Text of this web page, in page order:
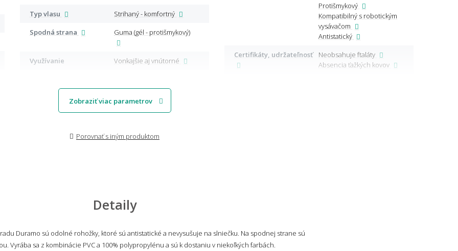
Typ vlasu
Strihaný - komfortný
Spodná strana
Guma (gél - protišmykový)
Využívanie Vonkajšie aj vnútorné
Protišmykový
Kompatibilný s robotickým
vysávačom
Antistatický
Certifikáty, udržateľnosť
Neobsahuje ftaláty
Absencia ťažkých kovov
Zobraziť viac parametrov
Porovnať s iným produktom
Detaily
Duramo sú odolné rohožky, ktoré sú antistatické a nevysušuje na slniečku. Na spodnej strane sú
Vyrába sa z kombinácie PVC a 100% polypropylénu a sú k dostaniu v niekoľkých farbách.